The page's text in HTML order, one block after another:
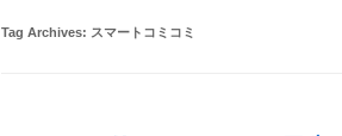
Tag Archives: スマートコミコミ